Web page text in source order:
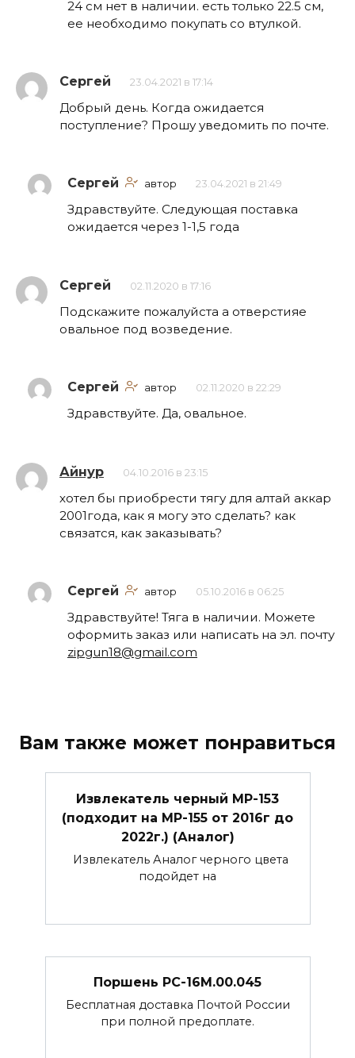
24 см нет в наличии. есть только 22.5 см,
ее необходимо покупать со втулкой.
Сергей 23.04.2021 в 17:14
Добрый день. Когда ожидается
поступление? Прошу уведомить по почте.
Сергей автор 23.04.2021 в 21:49
Здравствуйте. Следующая поставка
ожидается через 1-1,5 года
Сергей 02.11.2020 в 17:16
Подскажите пожалуйста а отверстияе
овальное под возведение.
Сергей автор 02.11.2020 в 22:29
Здравствуйте. Да, овальное.
Айнур 04.10.2016 в 23:15
хотел бы приобрести тягу для алтай аккар
2001года, как я могу это сделать? как
связатся, как заказывать?
Сергей автор 05.10.2016 в 06:25
Здравствуйте! Тяга в наличии. Можете
оформить заказ или написать на эл. почту
zipgun18@gmail.com
Вам также может понравиться
Извлекатель черный МР-153
(подходит на МР-155 от 2016г до
2022г.) (Аналог)
Извлекатель Аналог черного цвета
подойдет на
Поршень РС-16М.00.045
Бесплатная доставка Почтой России
при полной предоплате.